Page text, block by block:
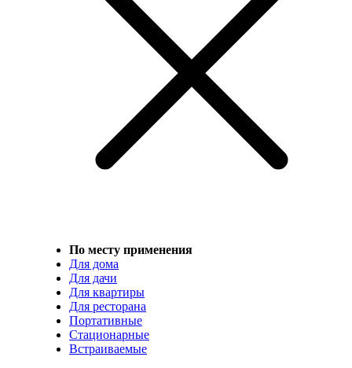
По месту применения
Для дома
Для дачи
Для квартиры
Для ресторана
Портативные
Стационарные
Встраиваемые